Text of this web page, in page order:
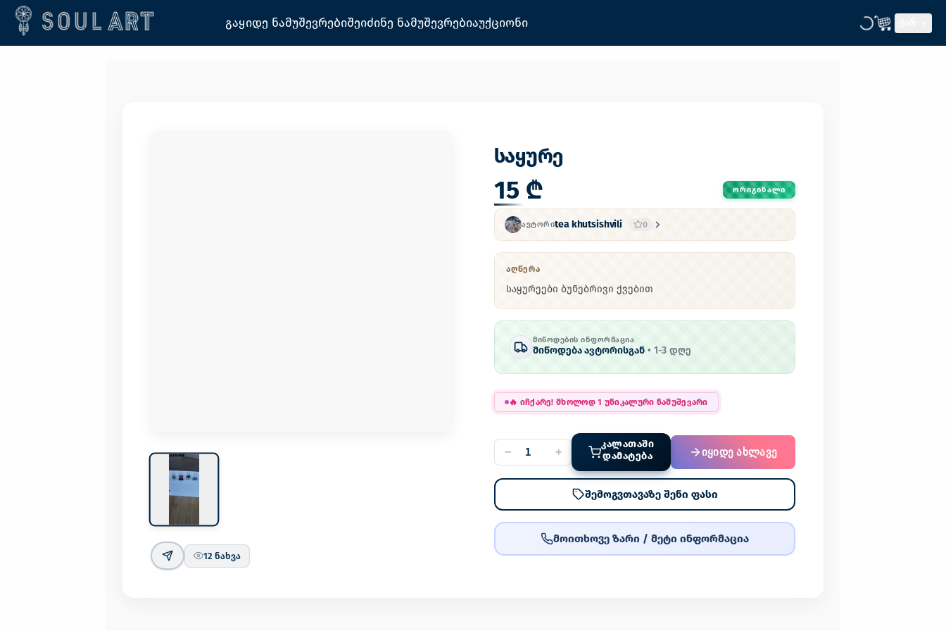
გაყიდე ნამუშევრებიშეიძინე ნამუშევრებიაუქციონი
12 ნახვა
საყურე
15 ₾ ᲝᲠᲘᲒᲘᲜᲐᲚᲘ
ᲐᲕᲢᲝᲠᲘtea khutsishvili 0
ᲐᲦᲬᲔᲠᲐ
საყურეები ბუნებრივი ქვებით
ᲛᲘᲬᲝᲓᲔᲑᲘᲡ ᲘᲜᲤᲝᲠᲛᲐᲪᲘᲐ
მიწოდება ავტორისგან • 1-3 დღე
🔥 იჩქარე! მხოლოდ 1 უნიკალური ნამუშევარი
− +
ᲙᲐᲚᲐᲗᲐᲨᲘ
ᲓᲐᲛᲐᲢᲔᲑᲐ
იყიდე ახლავე
შემოგვთავაზე შენი ფასი
მოითხოვე ზარი / მეტი ინფორმაცია